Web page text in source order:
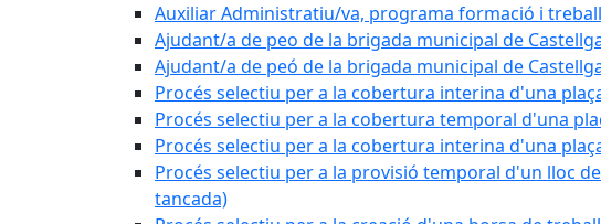
Auxiliar Administratiu/va, programa formació i treball
Ajudant/a de peo de la brigada municipal de
Ajudant/a de peó de la brigada municipal de
Procés selectiu per a la cobertura interina d'una
Procés selectiu per a la cobertura temporal d'una
Procés selectiu per a la cobertura interina d'una
Procés selectiu per a la provisió temporal d'un lloc
tancada)